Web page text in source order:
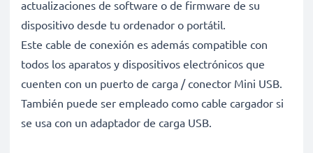
actualizaciones de software o de firmware de su
dispositivo desde tu ordenador o portátil.
Este cable de conexión es además compatible con
todos los aparatos y dispositivos electrónicos que
cuenten con un puerto de carga / conector Mini USB.
También puede ser empleado como cable cargador si
se usa con un adaptador de carga USB.